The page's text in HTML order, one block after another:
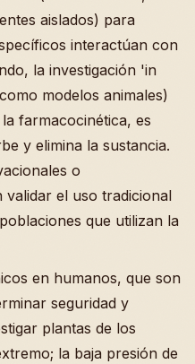
aislados) para
interactúan con
la investigación 'in
modelos animales)
farmacocinética, es
y elimina la sustancia.
o
validar el uso tradicional
que utilizan la
en humanos, que son
seguridad y
plantas de los
la baja presión de